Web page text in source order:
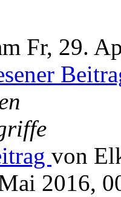
Fr, 29.
von
2016,